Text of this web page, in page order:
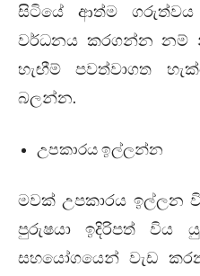
සිටියේ ආත්ම ගරුත්වය
වර්ධනය කරගන්න නම්
හැඟීම් පවත්වාගත
බලන්න.
උපකාරය ඉල්ලන්න
මවක් උපකාරය ඉල්ලන
පුරුෂයා ඉදිරිපත් විය
සහයෝගයෙන් වැඩ